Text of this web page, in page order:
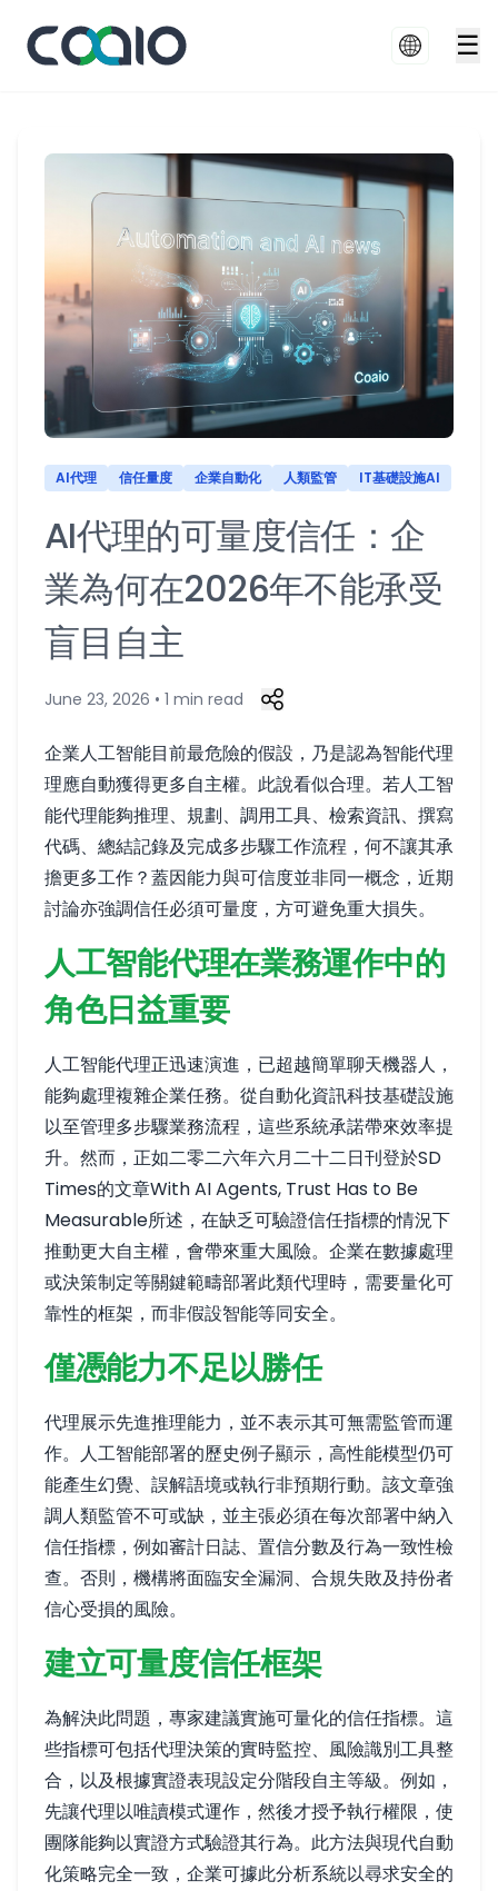
☰
AI代理 信任量度 企業自動化 人類監管 IT基礎設施AI
AI代理的可量度信任：企
業為何在2026年不能承受
盲目自主
June 23, 2026 • 1 min read
企業人工智能目前最危險的假設，乃是認為智能代理
理應自動獲得更多自主權。此說看似合理。若人工智
能代理能夠推理、規劃、調用工具、檢索資訊、撰寫
代碼、總結記錄及完成多步驟工作流程，何不讓其承
擔更多工作？蓋因能力與可信度並非同一概念，近期
討論亦強調信任必須可量度，方可避免重大損失。
人工智能代理在業務運作中的
角色日益重要
人工智能代理正迅速演進，已超越簡單聊天機器人，
能夠處理複雜企業任務。從自動化資訊科技基礎設施
以至管理多步驟業務流程，這些系統承諾帶來效率提
升。然而，正如二零二六年六月二十二日刊登於SD
Times的文章With AI Agents, Trust Has to Be
Measurable所述，在缺乏可驗證信任指標的情況下
推動更大自主權，會帶來重大風險。企業在數據處理
或決策制定等關鍵範疇部署此類代理時，需要量化可
靠性的框架，而非假設智能等同安全。
僅憑能力不足以勝任
代理展示先進推理能力，並不表示其可無需監管而運
作。人工智能部署的歷史例子顯示，高性能模型仍可
能產生幻覺、誤解語境或執行非預期行動。該文章強
調人類監管不可或缺，並主張必須在每次部署中納入
信任指標，例如審計日誌、置信分數及行為一致性檢
查。否則，機構將面臨安全漏洞、合規失敗及持份者
信心受損的風險。
建立可量度信任框架
為解決此問題，專家建議實施可量化的信任指標。這
些指標可包括代理決策的實時監控、風險識別工具整
合，以及根據實證表現設定分階段自主等級。例如，
先讓代理以唯讀模式運作，然後才授予執行權限，使
團隊能夠以實證方式驗證其行為。此方法與現代自動
化策略完全一致，企業可據此分析系統以尋求安全的